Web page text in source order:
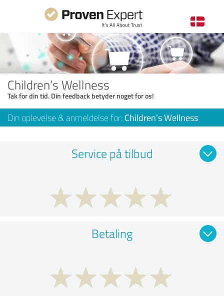
Children’s Wellness
Tak for din tid. Din feedback betyder noget for os!
Din oplevelse & anmeldelse for: Children’s Wellness
Service på tilbud
Betaling